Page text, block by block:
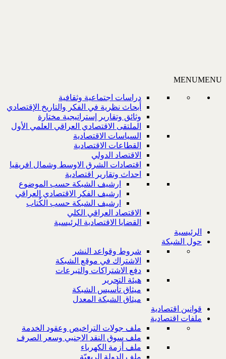
MENUMENU
دراسات اجتماعية وثقافية
أبحاث نظرية في الفكر والتاريخ الإقتصادي
وثائق وتقارير إستراتيجية مختارة
الملتقى الاقتصادي العراقي العلمي الأول
السياسات الاقتصادية
القطاعات الاقتصادية
الاقتصاد الدولي
اقتصادات الشرق الاوسط وشمال افريقيا
احداث وتقارير اقتصادية
ارشيف الشبكة حسب الموضوع
ارشيف الفكر الاقتصادي العراقي
ارشيف الشبكة حسب الكُتاب
الاقتصاد العراقي الكلي
القضايا الاقتصادية الرئيسية
الرئيسية
حول الشبكة
شروط وقواعد النشر
الاشتراك في موقع الشبكة
دفع الاشتراكات والتبرعات
هيئة التحرير
ميثاق تأسيس الشبكة
ميثاق الشبكة المعدل
قوانين اقتصادية
ملفات اقتصادية
ملف جولات التراخيص وعقود الخدمة
ملف سوق النقد الاجنبي وسعر الصرف
ملف أزمة الكهرباء
ملف الدولة الريعيّة